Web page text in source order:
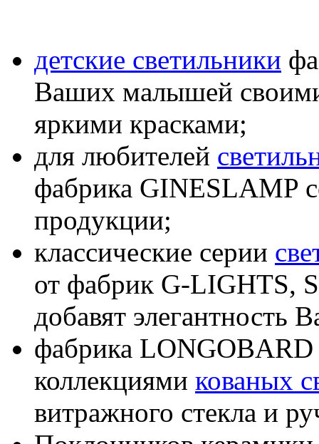
детские светильники
Ваших малышей
яркими красками;
для любителей
фабрика GINESLAMP
продукции;
классические серии
от фабрик G-LIGHTS,
добавят элегантность
фабрика
коллекциями кованых
витражного стекла и